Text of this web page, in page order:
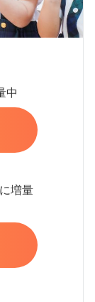
中
増量